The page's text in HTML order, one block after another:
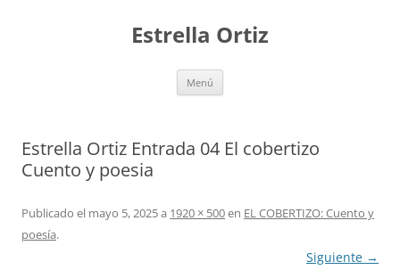
Estrella Ortiz
Menú
Estrella Ortiz Entrada 04 El cobertizo
Cuento y poesia
Publicado el mayo 5, 2025a 1920 × 500en EL COBERTIZO: Cuento y
poesía.
Siguiente →